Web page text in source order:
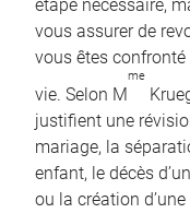
étape nécessaire,
vous assurer de
vous êtes
vie. Selon M
me
justifient une
mariage, la
enfant, le décès
ou la création